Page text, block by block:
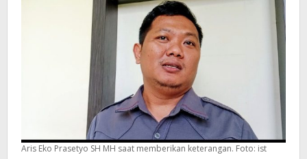
Aris Eko Prasetyo SH MH saat memberikan keterangan. Foto: ist